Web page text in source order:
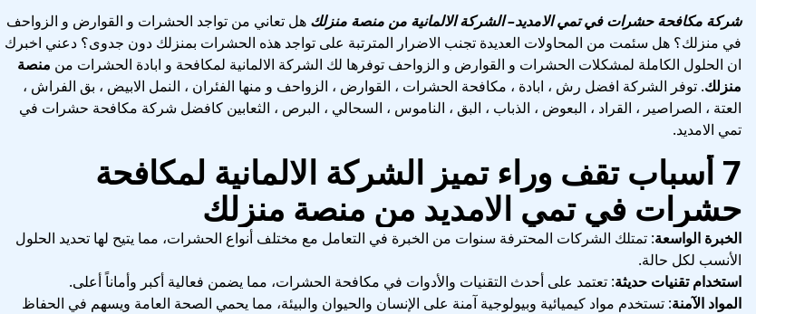
شركة مكافحة حشرات في تمي الامديد– الشركة الالمانية من منصة منزلك هل تعاني من تواجد الحشرات و القوارض و الزواحف
في منزلك؟ هل سئمت من المحاولات العديدة تجنب الاضرار المترتبة على تواجد هذه الحشرات بمنزلك دون جدوى؟ دعني اخبرك
ان الحلول الكاملة لمشكلات الحشرات و القوارض و الزواحف توفرها لك الشركة الالمانية لمكافحة و ابادة الحشرات من منصة
منزلك. توفر الشركة افضل رش ، ابادة ، مكافحة الحشرات ، القوارض ، الزواحف و منها الفئران ، النمل الابيض ، بق الفراش ،
العتة ، الصراصير ، القراد ، البعوض ، الذباب ، البق ، الناموس ، السحالي ، البرص ، الثعابين كافضل شركة مكافحة حشرات في
تمي الامديد.
7 أسباب تقف وراء تميز الشركة الالمانية لمكافحة
حشرات في تمي الامديد من منصة منزلك
الخبرة الواسعة: تمتلك الشركات المحترفة سنوات من الخبرة في التعامل مع مختلف أنواع الحشرات، مما يتيح لها تحديد الحلول
الأنسب لكل حالة.
استخدام تقنيات حديثة: تعتمد على أحدث التقنيات والأدوات في مكافحة الحشرات، مما يضمن فعالية أكبر وأماناً أعلى.
المواد الآمنة: تستخدم مواد كيميائية وبيولوجية آمنة على الإنسان والحيوان والبيئة، مما يحمي الصحة العامة ويسهم في الحفاظ